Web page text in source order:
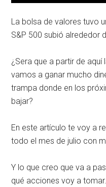
La bolsa de valores tuvo
S&P 500 subió alrededor
¿Sera que a partir de
vamos a ganar mucho
trampa donde en los
bajar?
En este artículo te voy a
todo el mes de julio con
Y lo que creo que va a
qué acciones voy a tomar.